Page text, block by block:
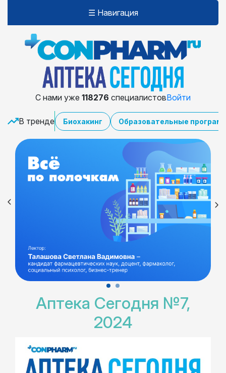
☰ Навигация
С нами уже 118276 специалистовВойти
В тренде Биохакинг Образовательные
Аптека Сегодня №7,
2024